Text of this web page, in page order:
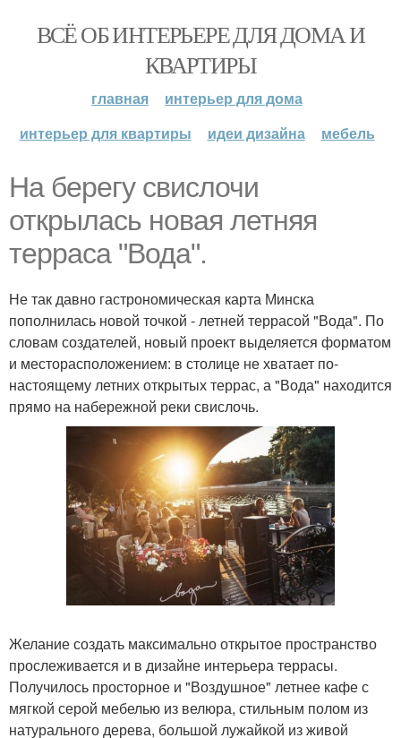
ВСЁ ОБ ИНТЕРЬЕРЕ ДЛЯ ДОМА И
КВАРТИРЫ
главная
интерьер для дома
интерьер для квартиры
идеи дизайна мебель
На берегу свислочи
открылась новая летняя
терраса "Вода".
Не так давно гастрономическая карта Минска
пополнилась новой точкой - летней террасой "Вода". По
словам создателей, новый проект выделяется форматом
и месторасположением: в столице не хватает по-
настоящему летних открытых террас, а "Вода" находится
прямо на набережной реки свислочь.
Желание создать максимально открытое пространство
прослеживается и в дизайне интерьера террасы.
Получилось просторное и "Воздушное" летнее кафе с
мягкой серой мебелью из велюра, стильным полом из
натурального дерева, большой лужайкой из живой